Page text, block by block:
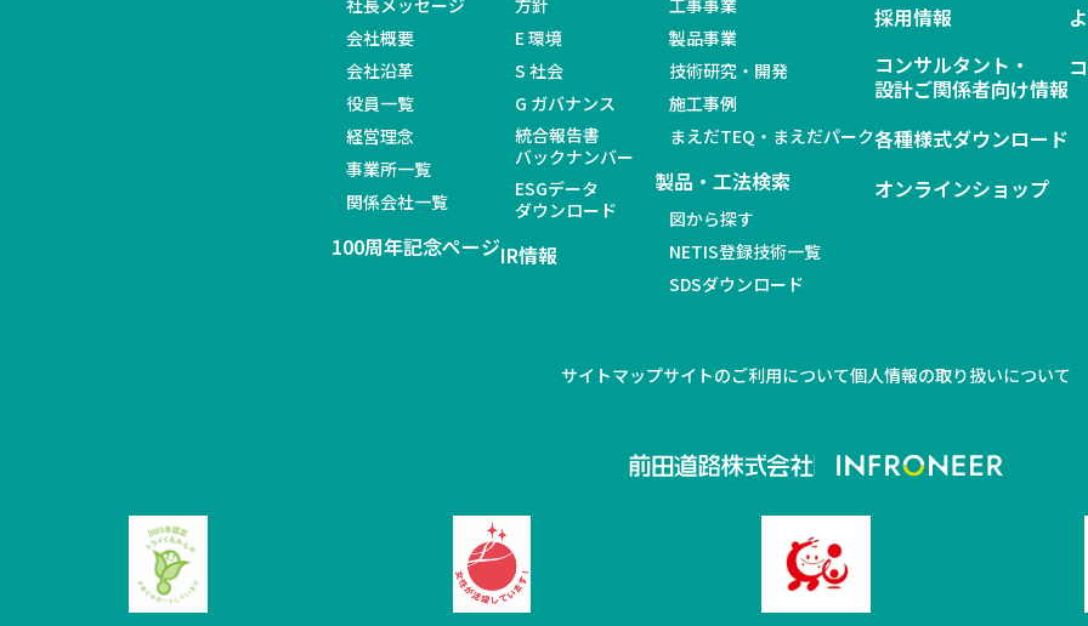
社長メッセージ
会社概要
会社沿革
役員一覧
経営理念
事業所一覧
関係会社一覧
100周年記念ページ
方針
E 環境
S 社会
G ガバナンス
統合報告書
バックナンバー
ESGデータ
ダウンロード
IR情報
工事事業
製品事業
技術研究・開発
施工事例
まえだTEQ・まえだパーク
製品・工法検索
図から探す
NETIS登録技術一覧
SDSダウンロード
採用情報
コンサルタント・
設計ご関係者向け情報
各種様式ダウンロード
オンラインショップ
サイトマップサイトのご利用について個人情報の取り扱いについて